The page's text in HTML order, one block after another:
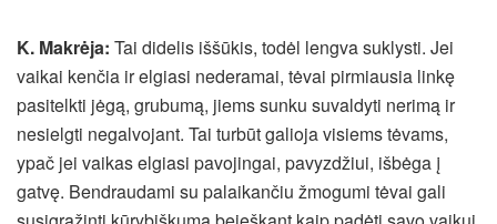
K. Makrėja: Tai didelis iššūkis, todėl lengva suklysti. Jei
vaikai kenčia ir elgiasi nederamai, tėvai pirmiausia linkę
pasitelkti jėgą, grubumą, jiems sunku suvaldyti nerimą ir
nesielgti negalvojant. Tai turbūt galioja visiems tėvams,
ypač jei vaikas elgiasi pavojingai, pavyzdžiui, išbėga į
gatvę. Bendraudami su palaikančiu žmogumi tėvai gali